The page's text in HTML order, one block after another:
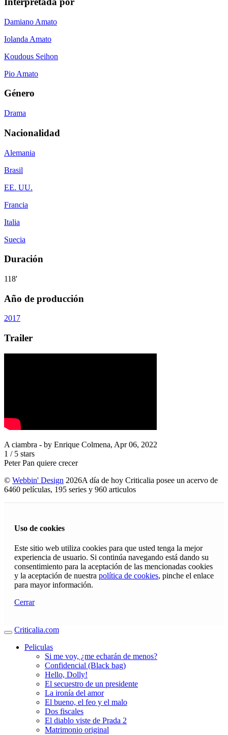
Damiano Amato
Iolanda Amato
Koudous Seihon
Pio Amato
Género
Drama
Nacionalidad
Alemania
Brasil
EE. UU.
Francia
Italia
Suecia
Duración
118'
Año de producción
2017
Trailer
A ciambra - by Enrique Colmena, Apr 06, 2022
1 / 5 stars
Peter Pan quiere crecer
© Webbin' Design 2026A día de hoy Criticalia posee un acervo de
6460 películas, 195 series y 960 articulos
Uso de cookies
Este sitio web utiliza cookies para que usted tenga la mejor
experiencia de usuario. Si continúa navegando está dando su
consentimiento para la aceptación de las mencionadas cookies
y la aceptación de nuestra política de cookies, pinche el enlace
para mayor información.
Cerrar
Criticalia.com
Peliculas
Si me voy, ¿me echarán de menos?
Confidencial (Black bag)
Hello, Dolly!
El secuestro de un presidente
La ironía del amor
El bueno, el feo y el malo
Dos fiscales
El diablo viste de Prada 2
Matrimonio original